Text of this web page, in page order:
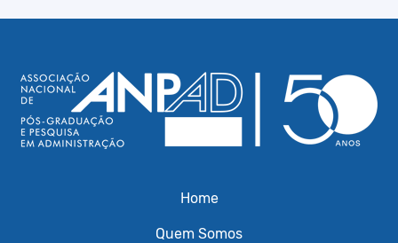
Home
Quem Somos